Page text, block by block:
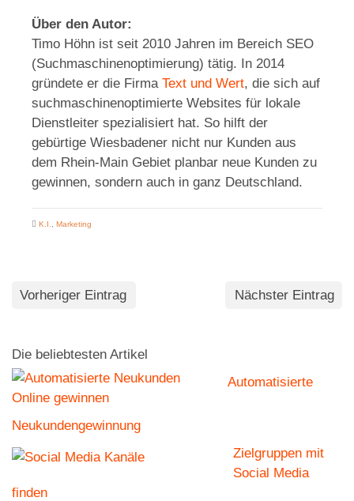
Über den Autor:
Timo Höhn ist seit 2010 Jahren im Bereich SEO
(Suchmaschinenoptimierung) tätig. In 2014
gründete er die Firma Text und Wert, die sich auf
suchmaschinenoptimierte Websites für lokale
Dienstleiter spezialisiert hat. So hilft der
gebürtige Wiesbadener nicht nur Kunden aus
dem Rhein-Main Gebiet planbar neue Kunden zu
gewinnen, sondern auch in ganz Deutschland.
K.I. Marketing
Vorheriger Eintrag Nächster Eintrag
Die beliebtesten Artikel
Automatisierte
Neukundengewinnung
Zielgruppen mit
Social Media
finden